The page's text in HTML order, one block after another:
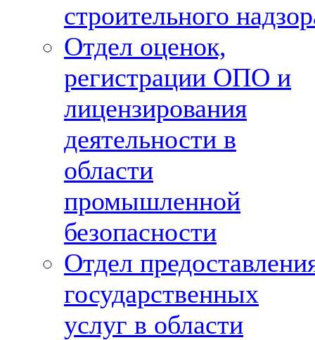
строительного
Отдел оценок,
регистрации ОПО и
лицензирования
деятельности в
области
промышленной
безопасности
Отдел
государственных
услуг в области